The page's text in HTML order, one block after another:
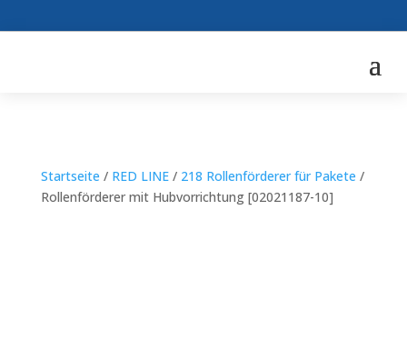
Startseite / RED LINE/ 218 Rollenförderer für Pakete /
Rollenförderer mit Hubvorrichtung [02021187-10]